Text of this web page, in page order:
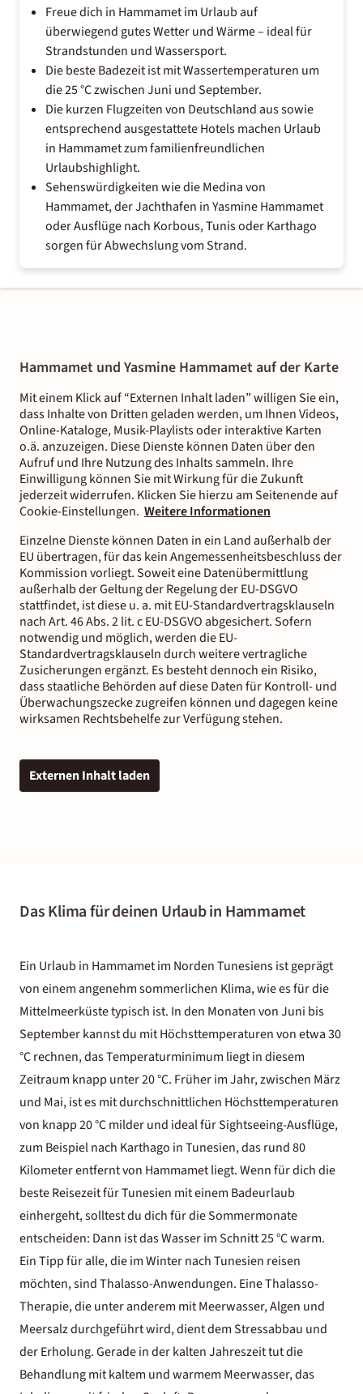
Freue dich in Hammamet im Urlaub auf
überwiegend gutes Wetter und Wärme – ideal für
Strandstunden und Wassersport.
Die beste Badezeit ist mit Wassertemperaturen um
die 25 °C zwischen Juni und September.
Die kurzen Flugzeiten von Deutschland aus sowie
entsprechend ausgestattete Hotels machen Urlaub
in Hammamet zum familienfreundlichen
Urlaubshighlight.
Sehenswürdigkeiten wie die Medina von
Hammamet, der Jachthafen in Yasmine Hammamet
oder Ausflüge nach Korbous, Tunis oder Karthago
sorgen für Abwechslung vom Strand.
Hammamet und Yasmine Hammamet auf der Karte
Mit einem Klick auf “Externen Inhalt laden” willigen Sie ein,
dass Inhalte von Dritten geladen werden, um Ihnen Videos,
Online-Kataloge, Musik-Playlists oder interaktive Karten
o.ä. anzuzeigen. Diese Dienste können Daten über den
Aufruf und Ihre Nutzung des Inhalts sammeln. Ihre
Einwilligung können Sie mit Wirkung für die Zukunft
jederzeit widerrufen. Klicken Sie hierzu am Seitenende auf
Cookie-Einstellungen. Weitere Informationen
Einzelne Dienste können Daten in ein Land außerhalb der
EU übertragen, für das kein Angemessenheitsbeschluss der
Kommission vorliegt. Soweit eine Datenübermittlung
außerhalb der Geltung der Regelung der EU-DSGVO
stattfindet, ist diese u. a. mit EU-Standardvertragsklauseln
nach Art. 46 Abs. 2 lit. c EU-DSGVO abgesichert. Sofern
notwendig und möglich, werden die EU-
Standardvertragsklauseln durch weitere vertragliche
Zusicherungen ergänzt. Es besteht dennoch ein Risiko,
dass staatliche Behörden auf diese Daten für Kontroll- und
Überwachungszecke zugreifen können und dagegen keine
wirksamen Rechtsbehelfe zur Verfügung stehen.
Externen Inhalt laden
Das Klima für deinen Urlaub in Hammamet
Ein Urlaub in Hammamet im Norden Tunesiens ist geprägt
von einem angenehm sommerlichen Klima, wie es für die
Mittelmeerküste typisch ist. In den Monaten von Juni bis
September kannst du mit Höchsttemperaturen von etwa 30
°C rechnen, das Temperaturminimum liegt in diesem
Zeitraum knapp unter 20 °C. Früher im Jahr, zwischen März
und Mai, ist es mit durchschnittlichen Höchsttemperaturen
von knapp 20 °C milder und ideal für Sightseeing-Ausflüge,
zum Beispiel nach Karthago in Tunesien, das rund 80
Kilometer entfernt von Hammamet liegt. Wenn für dich die
beste Reisezeit für Tunesien mit einem Badeurlaub
einhergeht, solltest du dich für die Sommermonate
entscheiden: Dann ist das Wasser im Schnitt 25 °C warm.
Ein Tipp für alle, die im Winter nach Tunesien reisen
möchten, sind Thalasso-Anwendungen. Eine Thalasso-
Therapie, die unter anderem mit Meerwasser, Algen und
Meersalz durchgeführt wird, dient dem Stressabbau und
der Erholung. Gerade in der kalten Jahreszeit tut die
Behandlung mit kaltem und warmem Meerwasser, das